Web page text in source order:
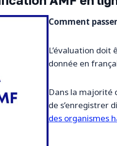
Comment
L’évaluation doit
donnée en
Dans la majorité
de s’enregistrer
des organismes